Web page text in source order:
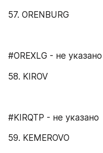
57. ORENBURG
#OREXLG - не указано
58. KIROV
#KIRQTP - не указано
59. KEMEROVO